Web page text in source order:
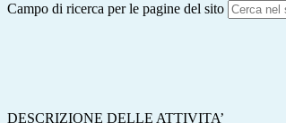
Campo di ricerca per le pagine del sito
DESCRIZIONE DELLE ATTIVITA’